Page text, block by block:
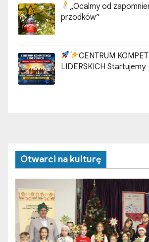
„Ocalmy od
przodków”
CENTRUM
LIDERSKICH Startujemy
Otwarci na kulturę